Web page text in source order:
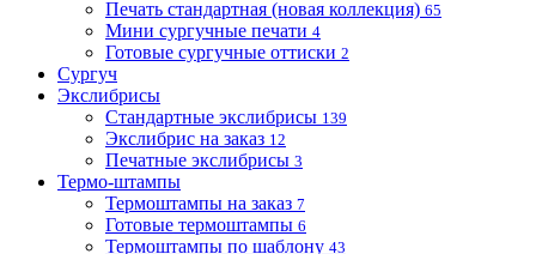
Печать стандартная (новая коллекция) 65
Мини сургучные печати 4
Готовые сургучные оттиски 2
Сургуч
Экслибрисы
Стандартные экслибрисы 139
Экслибрис на заказ 12
Печатные экслибрисы 3
Термо-штампы
Термоштампы на заказ 7
Готовые термоштампы 6
Термоштампы по шаблону 43